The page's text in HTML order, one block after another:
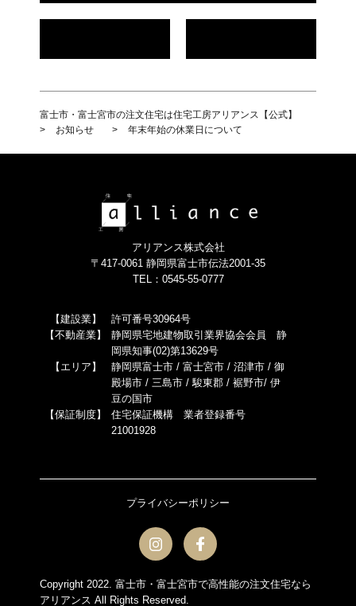
富士市・富士宮市の注文住宅は住宅工房アリアンス【公式】
>
お知らせ > 年末年始の休業日について
アリアンス株式会社
〒417-0061 静岡県富士市伝法2001-35
TEL：0545-55-0777
【建設業】
許可番号30964号
【不動産業】
静岡県宅地建物取引業界協会会員 静
岡県知事(02)第13629号
【エリア】
静岡県富士市 / 富士宮市 / 沼津市 / 御
殿場市 / 三島市 / 駿東郡 / 裾野市/ 伊
豆の国市
【保証制度】
住宅保証機構 業者登録番号
21001928
Copyright 2022. 富士市・富士宮市で高性能の注文住宅なら
アリアンス All Rights Reserved.
プライバシーポリシー